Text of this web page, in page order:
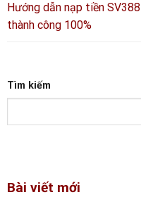
Hướng dẫn nạp tiền SV388
thành công 100%
Tìm kiếm
Bài viết mới